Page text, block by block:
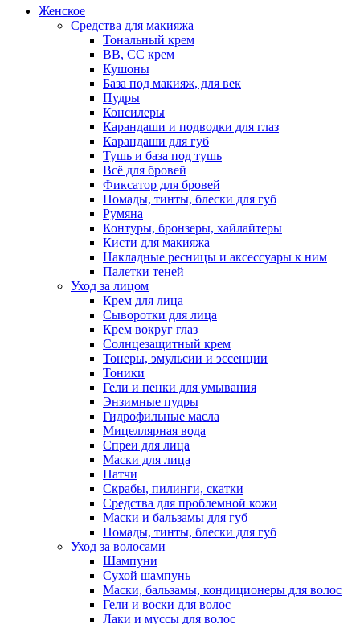
Женское
Средства для макияжа
Тональный крем
BB, CC крем
Кушоны
База под макияж, для век
Пудры
Консилеры
Карандаши и подводки для глаз
Карандаши для губ
Тушь и база под тушь
Всё для бровей
Фиксатор для бровей
Помады, тинты, блески для губ
Румяна
Контуры, бронзеры, хайлайтеры
Кисти для макияжа
Накладные ресницы и аксессуары к ним
Палетки теней
Уход за лицом
Крем для лица
Сыворотки для лица
Крем вокруг глаз
Солнцезащитный крем
Тонеры, эмульсии и эссенции
Тоники
Гели и пенки для умывания
Энзимные пудры
Гидрофильные масла
Мицеллярная вода
Спреи для лица
Маски для лица
Патчи
Скрабы, пилинги, скатки
Средства для проблемной кожи
Маски и бальзамы для губ
Помады, тинты, блески для губ
Уход за волосами
Шампуни
Сухой шампунь
Маски, бальзамы, кондиционеры для волос
Гели и воски для волос
Лаки и муссы для волос